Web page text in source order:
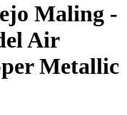
Maling -
Air
Metallic